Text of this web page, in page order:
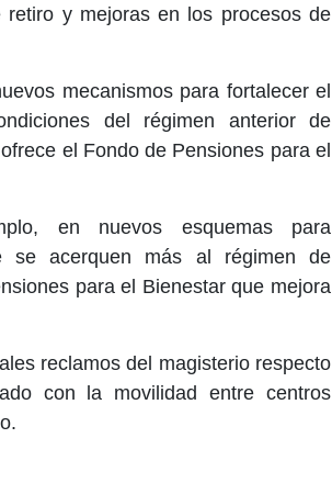
y mejoras en los procesos de
mecanismos para fortalecer el
del régimen anterior de
el Fondo de Pensiones para el
en nuevos esquemas para
se acerquen más al régimen de
para el Bienestar que mejora
reclamos del magisterio respecto
con la movilidad entre centros